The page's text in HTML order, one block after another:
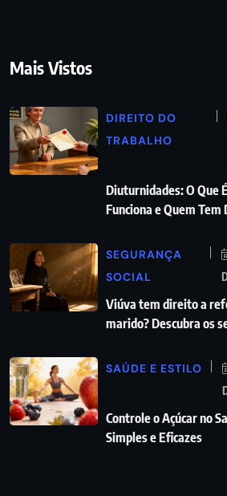
Mais Vistos
DIREITO DO
TRABALHO
Diuturnidades: O Que
Funciona e Quem
SEGURANÇA
SOCIAL
Viúva tem direito a
marido? Descubra os
SAÚDE E ESTILO
Controle o Açúcar no
Simples e Eficazes